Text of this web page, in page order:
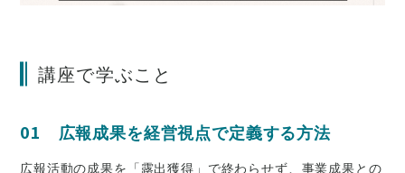
講座で学ぶこと
01 広報成果を経営視点で定義する方法
広報活動の成果を「露出獲得」で終わらせず、事業成果との